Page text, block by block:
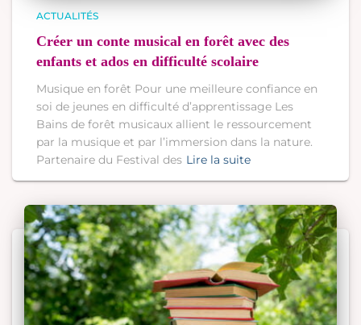
ACTUALITÉS
Créer un conte musical en forêt avec des
enfants et ados en difficulté scolaire
Musique en forêt Pour une meilleure confiance en
soi de jeunes en difficulté d’apprentissage Les
Bains de forêt musicaux allient le ressourcement
par la musique et par l’immersion dans la nature.
Partenaire du Festival des Lire la suite